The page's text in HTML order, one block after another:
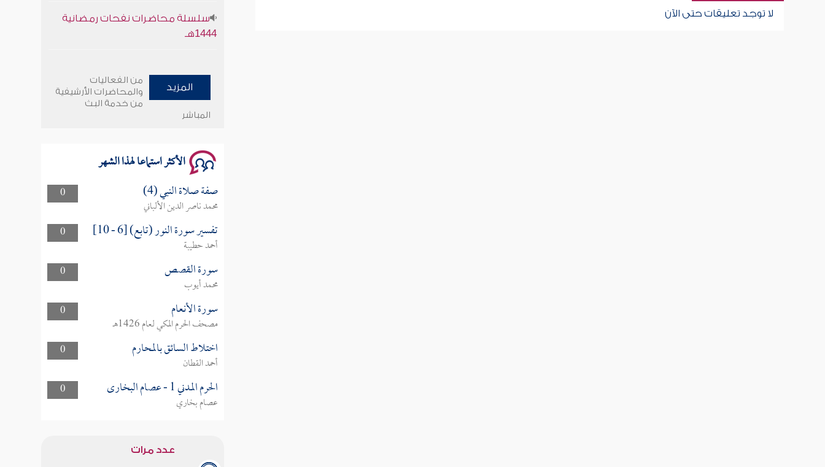
لا توجد تعليقات حتى الآن
1444هـ
وأمنهم من خوف 9
سلسلة محاضرات نفحات رمضانية
المزيد
من الفعاليات
والمحاضرات الأرشيفية
من خدمة البث
المباشر
الأكثر استماعا لهذا الشهر
0 صفة صلاة النبي (4)
محمد ناصر الدين الألباني
0
تفسير سورة النور (تابع) [6 - 10]
أحمد حطيبة
0
سورة القصص
محمد أيوب
0
سورة الأنعام
مصحف الحرم المكي لعام 1426هـ
0
اختلاط السائق بالمحارم
أحمد القطان
0
الحرم المدني 1 - عصام البخارى
عصام بخاري
عدد مرات